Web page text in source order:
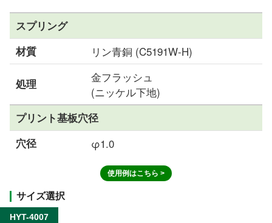
会社情報
スプリング
材質
リン青銅 (C5191W-H)
処理
金フラッシュ
(ニッケル下地)
プリント基板穴径
穴径
φ1.0
使用例はこちら >
サイズ選択
HYT-4007